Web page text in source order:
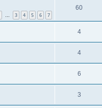
… 3 4 5 6 7
60
4
4
6
3